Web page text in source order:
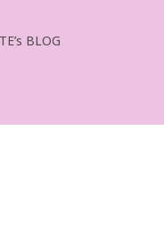
BLOG